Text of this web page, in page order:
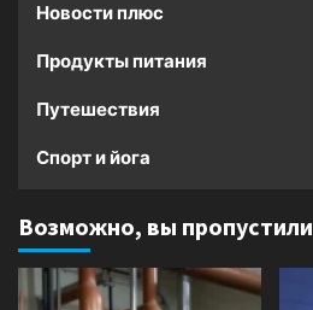
Новости плюс
Продукты питания
Путешествия
Спорт и йога
Возможно, вы пропустили